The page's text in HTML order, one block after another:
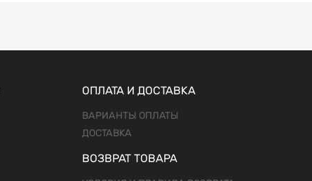
ОПЛАТА И ДОСТАВКА
ВАРИАНТЫ ОПЛАТЫ
ДОСТАВКА
ВОЗВРАТ ТОВАРА